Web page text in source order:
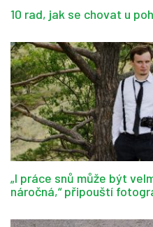
10 rad, jak se chovat u
„I práce snů může být
náročná,“ připouští